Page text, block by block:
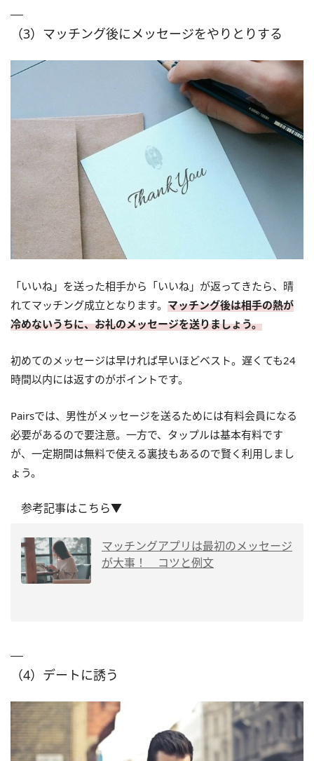
（3）マッチング後にメッセージをやりとりする
「いいね」を送った相手から「いいね」が返ってきたら、晴
れてマッチング成立となります。 マッチング後は相手の熱が
冷めないうちに、お礼のメッセージを送りましょう。
初めてのメッセージは早ければ早いほどベスト。遅くても24
時間以内には返すのがポイントです。
Pairsでは、男性がメッセージを送るためには有料会員になる
必要があるので要注意。一方で、タップルは基本有料です
が、一定期間は無料で使える裏技もあるので賢く利用しまし
ょう。
参考記事はこちら▼
マッチングアプリは最初のメッセージ
が大事！ コツと例文
（4）デートに誘う